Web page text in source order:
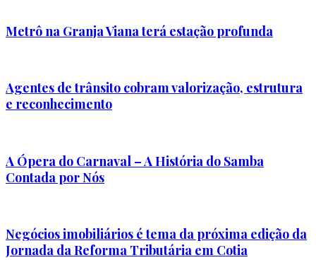
Metrô na Granja Viana terá estação profunda
Agentes de trânsito cobram valorização, estrutura
e reconhecimento
A Ópera do Carnaval – A História do Samba
Contada por Nós
Negócios imobiliários é tema da próxima edição da
Jornada da Reforma Tributária em Cotia